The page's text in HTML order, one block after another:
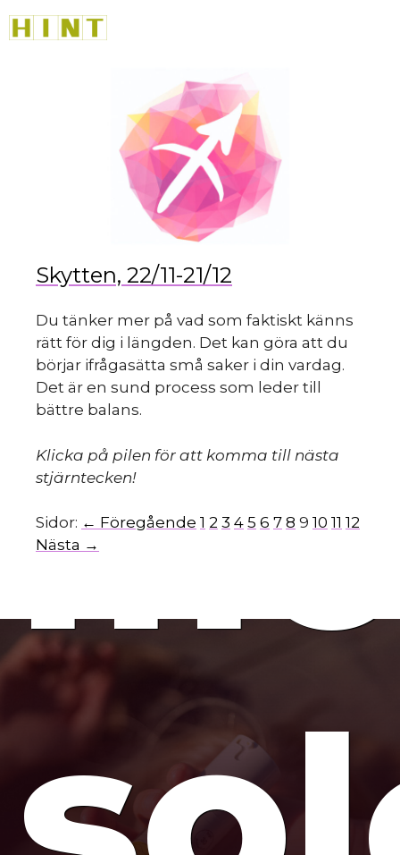
till
Skytten, 22/11-21/12
Du tänker mer på vad som faktiskt känns
rätt för dig i längden. Det kan göra att du
börjar ifrågasätta små saker i din vardag.
Det är en sund process som leder till
bättre balans.
Klicka på pilen för att komma till nästa
stjärntecken!
Sidor: ← Föregående 1 2 3 4 5 6 7 8 9 10 11 12
Nästa →